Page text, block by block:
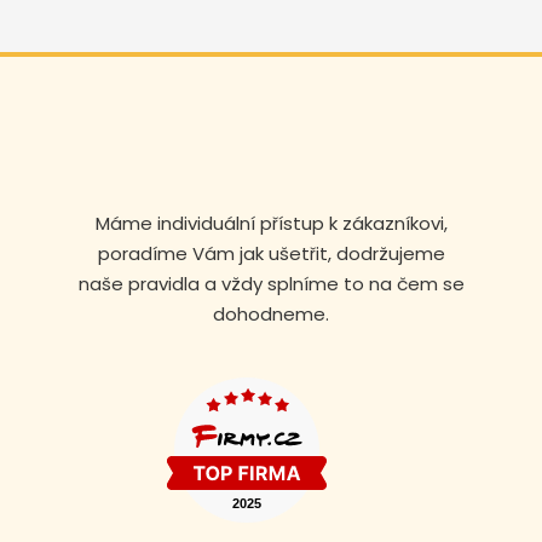
Máme individuální přístup k zákazníkovi,
poradíme Vám jak ušetřit, dodržujeme
naše pravidla a vždy splníme to na čem se
dohodneme.
+420 608 105 106